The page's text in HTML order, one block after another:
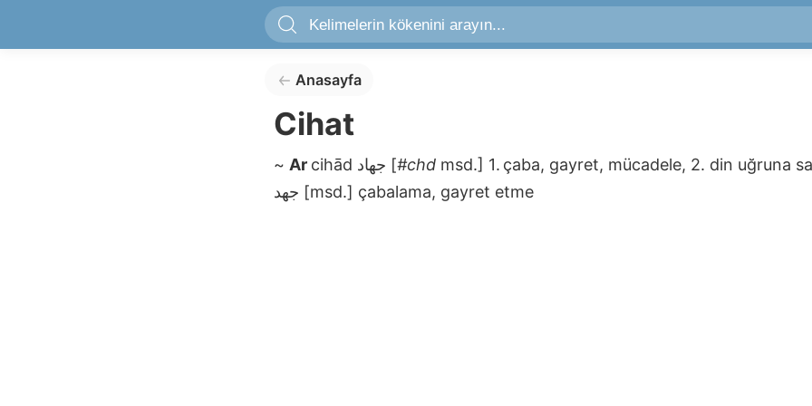
Anasayfa
Cihat
~ Ar cihād [#chd msd.] 1. çaba, gayret, mücadele, 2. din uğruna
[msd.] çabalama, gayret etme